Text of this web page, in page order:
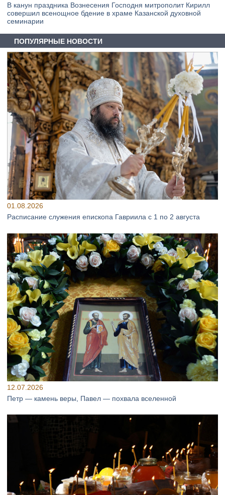
В канун праздника Вознесения Господня митрополит Кирилл
совершил всенощное бдение в храме Казанской духовной
семинарии
ПОПУЛЯРНЫЕ НОВОСТИ
01.08.2026
Расписание служения епископа Гавриила с 1 по 2 августа
12.07.2026
Петр — камень веры, Павел — похвала вселенной